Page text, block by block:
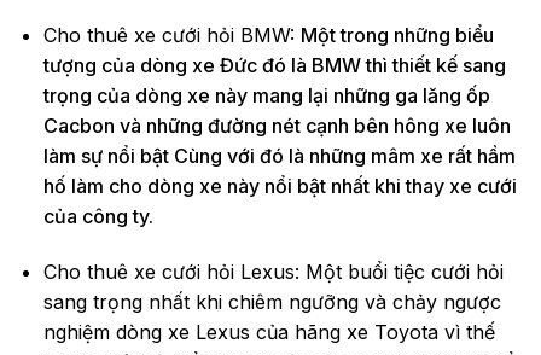
Cho thuê xe cưới hỏi BMW: Một trong những biểu
tượng của dòng xe Đức đó là BMW thì thiết kế sang
trọng của dòng xe này mang lại những ga lăng ốp
Cacbon và những đường nét cạnh bên hông xe luôn
làm sự nổi bật Cùng với đó là những mâm xe rất hầm
hố làm cho dòng xe này nổi bật nhất khi thay xe cưới
của công ty.
Cho thuê xe cưới hỏi Lexus: Một buổi tiệc cưới hỏi
sang trọng nhất khi chiêm ngưỡng và chảy ngược
nghiệm dòng xe Lexus của hãng xe Toyota vì thế